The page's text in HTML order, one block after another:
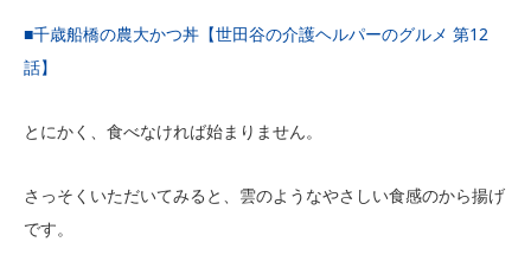
■千歳船橋の農大かつ丼【世田谷の介護ヘルパーのグルメ 第12
話】
とにかく、食べなければ始まりません。
さっそくいただいてみると、雲のようなやさしい食感のから揚げ
です。